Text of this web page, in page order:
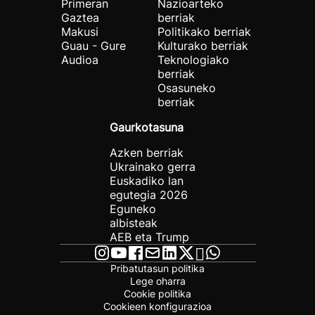
Primeran
Gaztea
Makusi
Guau - Gure
Audioa
Nazioarteko
berriak
Politikako berriak
Kulturako berriak
Teknologiako
berriak
Osasuneko
berriak
Gaurkotasuna
Azken berriak
Ukrainako gerra
Euskadiko lan
egutegia 2026
Eguneko
albisteak
AEB eta Trump
Pribatutasun politika
Lege oharra
Cookie politika
Cookieen konfigurazioa